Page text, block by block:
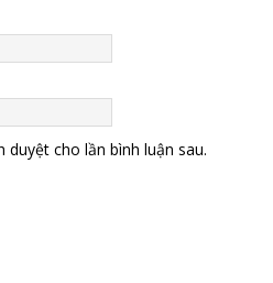
cho lần bình luận sau.